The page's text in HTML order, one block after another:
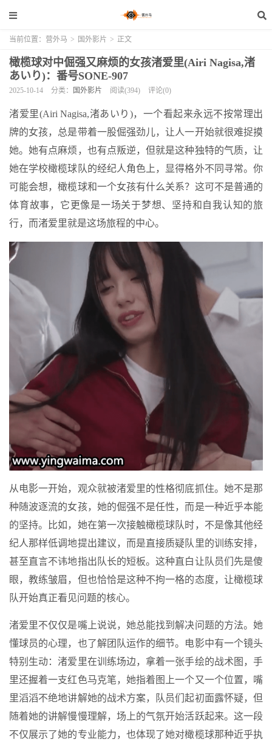
当前位置： 营外马 > 国外影片 > 正文
橄榄球对中倔强又麻烦的女孩渚爱里(Airi Nagisa,渚
あいり)：番号SONE-907
2025-10-14 分类： 国外影片 阅读(394) 评论(0)
渚爱里(Airi Nagisa,渚あいり)，一个看起来永远不按常理出
牌的女孩，总是带着一股倔强劲儿，让人一开始就很难捉摸
她。她有点麻烦，也有点叛逆，但就是这种独特的气质，让
她在学校橄榄球队的经纪人角色上，显得格外不同寻常。你
可能会想，橄榄球和一个女孩有什么关系？这可不是普通的
体育故事，它更像是一场关于梦想、坚持和自我认知的旅
行，而渚爱里就是这场旅程的中心。
从电影一开始，观众就被渚爱里的性格彻底抓住。她不是那
种随波逐流的女孩，她的倔强不是任性，而是一种近乎本能
的坚持。比如，她在第一次接触橄榄球队时，不是像其他经
纪人那样低调地提出建议，而是直接质疑队里的训练安排，
甚至直言不讳地指出队长的短板。这种直白让队员们先是傻
眼，教练皱眉，但也恰恰是这种不拘一格的态度，让橄榄球
队开始真正看见问题的核心。
渚爱里不仅仅是嘴上说说，她总能找到解决问题的方法。她
懂球员的心理，也了解团队运作的细节。电影中有一个镜头
特别生动：渚爱里在训练场边，拿着一张手绘的战术图，手
里还握着一支红色马克笔，她指着图上一个又一个位置，嘴
里滔滔不绝地讲解她的战术方案，队员们起初面露怀疑，但
随着她的讲解慢慢理解，场上的气氛开始活跃起来。这一段
不仅展示了她的专业能力，也体现了她对橄榄球那种近乎执